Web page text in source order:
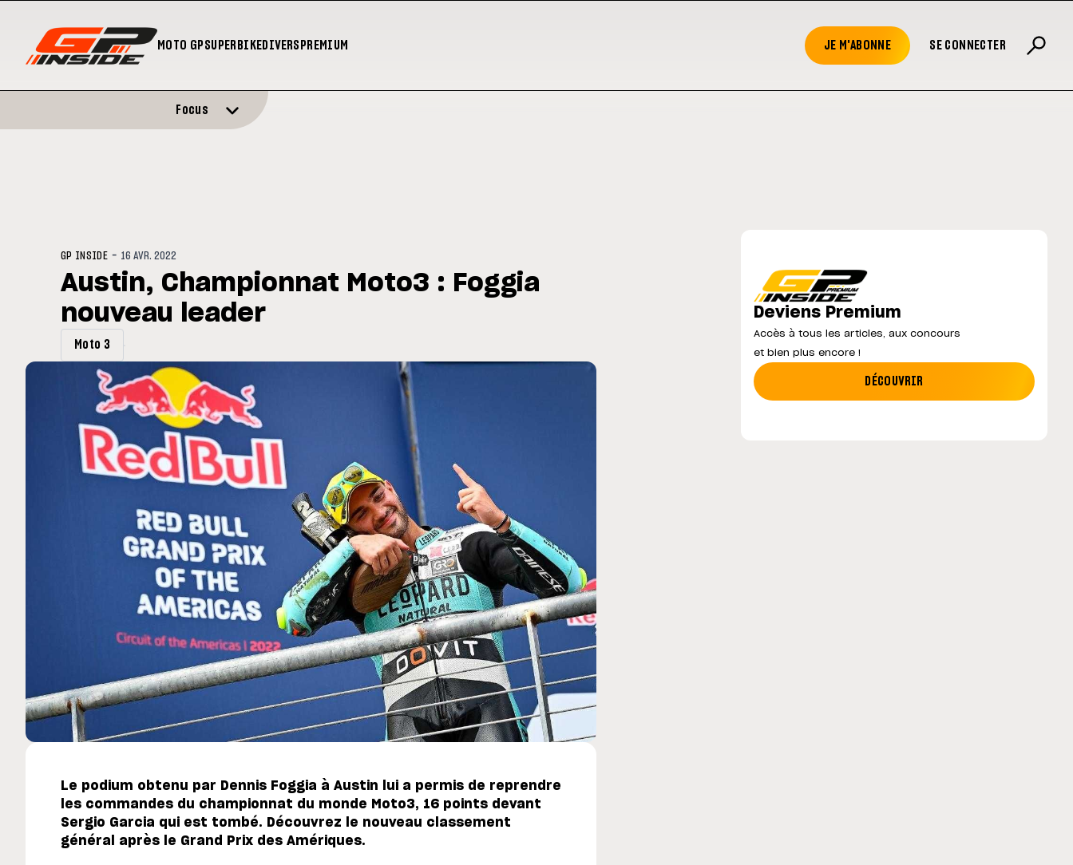
MOTO GPSUPERBIKEDIVERS PREMIUM JE M'ABONNE SE CONNECTER
club spécial dans
MOTO GP
Silverstone : Horaires et Programme du GP de
Grande-Bretagne
MOTO GP
Zarco évite l'opération et vise un retour en
MotoGP : les cinq constructeurs signent un
Focus
GP INSIDE - 16 AVR. 2022
Austin, Championnat Moto3 : Foggia
nouveau leader
Moto 3
Le podium obtenu par Dennis Foggia à Austin lui a permis de reprendre
les commandes du championnat du monde Moto3, 16 points devant
Sergio Garcia qui est tombé. Découvrez le nouveau classement
général après le Grand Prix des Amériques.
Deviens Premium
Accès à tous les articles, aux concours
et bien plus encore !
DÉCOUVRIR